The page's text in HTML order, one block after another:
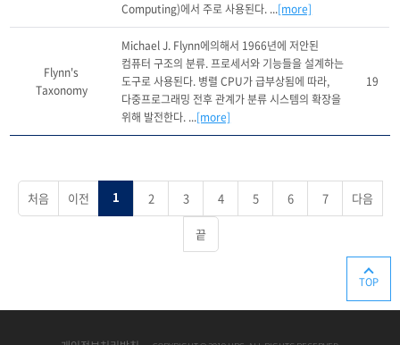
Computing)에서 주로 사용된다. ...[more]
Flynn's
Taxonomy
Michael J. Flynn에의해서 1966년에 저안된
컴퓨터 구조의 분류. 프로세서와 기능들을 설계하는
도구로 사용된다. 병렬 CPU가 급부상됨에 따라,
다중프로그래밍 전후 관계가 분류 시스템의 확장을
위해 발전한다. ...[more]
19
처음 이전 1 2 3 4 5 6 7 다음
끝
TOP